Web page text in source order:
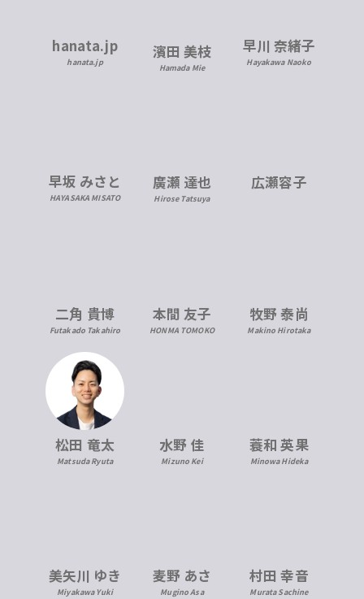
hanata.jp
hanata.jp
濱田 美枝
Hamada Mie
早川 奈緒子
Hayakawa Naoko
早坂 みさと
HAYASAKA MISATO
廣瀬 達也
Hirose Tatsuya
広瀬容子
二角 貴博
Futakado Takahiro
本間 友子
HONMA TOMOKO
牧野 泰尚
Makino Hirotaka
松田 竜太
Matsuda Ryuta
水野 佳
Mizuno Kei
蓑和 英果
Minowa Hideka
美矢川 ゆき
Miyakawa Yuki
麦野 あさ
Mugino Asa
村田 幸音
Murata Sachine